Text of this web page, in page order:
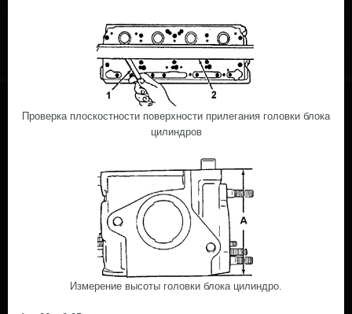
Проверка плоскостности поверхности прилегания головки блока
цилиндров
Измерение высоты головки блока цилиндро.